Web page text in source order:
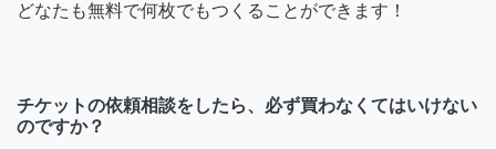
どなたも無料で何枚でもつくることができます！
チケットの依頼相談をしたら、必ず買わなくてはいけない
のですか？